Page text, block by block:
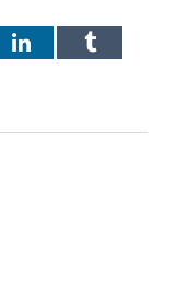
LinkedInTumblr